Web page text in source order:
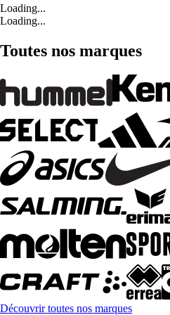
Loading...
Loading...
Toutes nos marques
Découvrir toutes nos marques